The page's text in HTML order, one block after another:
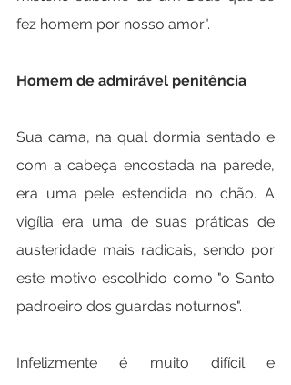
fez homem por nosso amor".
Homem de admirável penitência
Sua cama, na qual dormia sentado e
com a cabeça encostada na parede,
era uma pele estendida no chão. A
vigília era uma de suas práticas de
austeridade mais radicais, sendo por
este motivo escolhido como "o Santo
padroeiro dos guardas noturnos".
Infelizmente é muito difícil e